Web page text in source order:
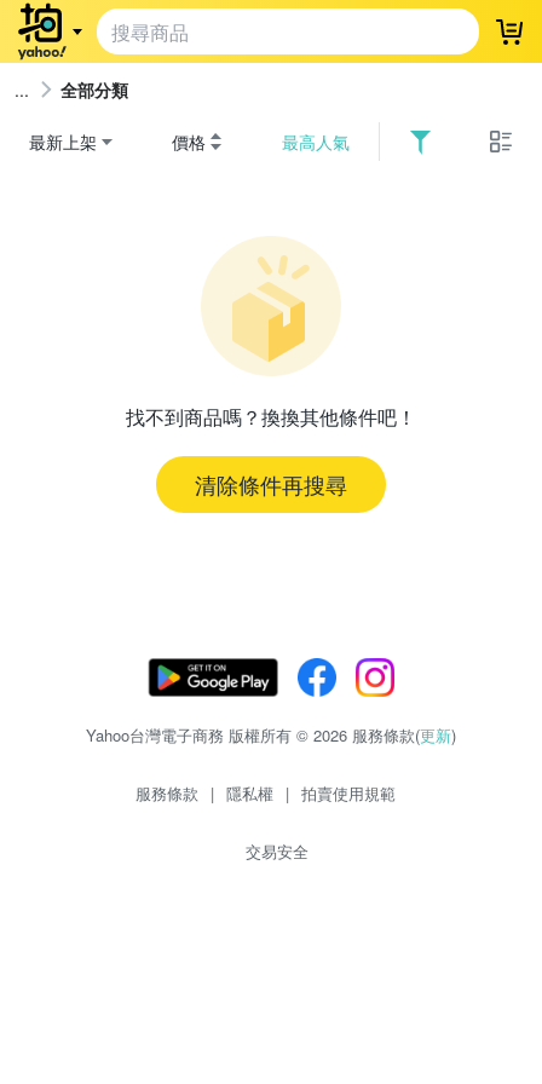
登
全部分類
最新上架 價格 最高人氣
找不到商品嗎？換換其他條件吧！
清除條件再搜尋
Yahoo台灣電子商務 版權所有 © 2026 服務條款(更新)
服務條款 | 隱私權 | 拍賣使用規範
交易安全